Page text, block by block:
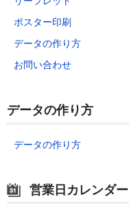
ポスター印刷
データの作り方
お問い合わせ
データの作り方
データの作り方
営業日カレンダー